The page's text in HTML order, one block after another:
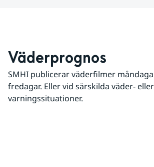
Väderprognos
SMHI publicerar väderfilmer
fredagar. Eller vid särskilda väder- eller
varningssituationer.